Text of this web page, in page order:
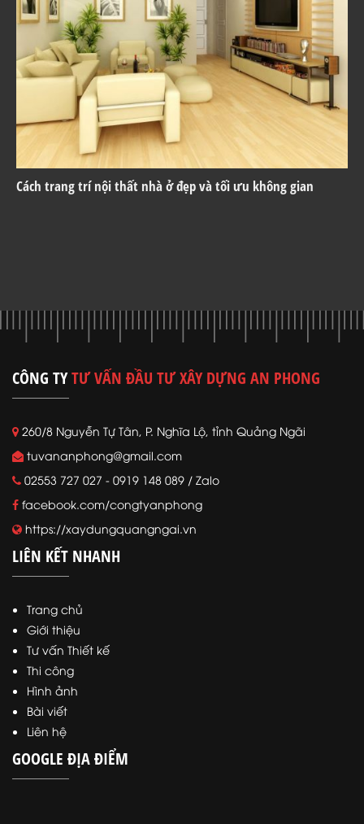
Cách trang trí nội thất nhà ở đẹp và tối ưu không gian
CÔNG TYTƯ VẤN ĐẦU TƯ XÂY DỰNG AN PHONG
260/8 Nguyễn Tự Tân, P. Nghĩa Lộ, tỉnh Quảng Ngãi
tuvananphong@gmail.com
02553 727 027 - 0919 148 089 / Zalo
facebook.com/congtyanphong
https://xaydungquangngai.vn
LIÊN KẾT NHANH
Trang chủ
Giới thiệu
Tư vấn Thiết kế
Thi công
Hình ảnh
Bài viết
Liên hệ
GOOGLE ĐỊA ĐIỂM